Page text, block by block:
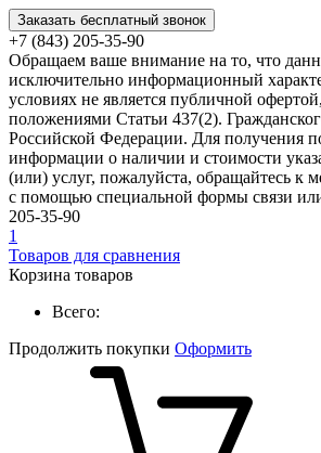
Заказать бесплатный звонок
+7 (843) 205-35-90
Обращаем ваше внимание на то, что
исключительно информационный
условиях не является публичной
положениями Статьи 437(2).
Российской Федерации. Для получения
информации о наличии и стоимости
(или) услуг, пожалуйста, обращайтесь к
с помощью специальной формы связи
205-35-90
1
Товаров для сравнения
Корзина товаров
Всего:
Продолжить покупки Оформить